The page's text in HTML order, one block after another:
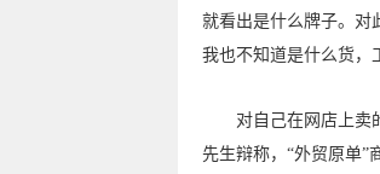
就看出是什么牌子。对
我也不知道是什么货，
对自己在网店上卖的
先生辩称，“外贸原单”